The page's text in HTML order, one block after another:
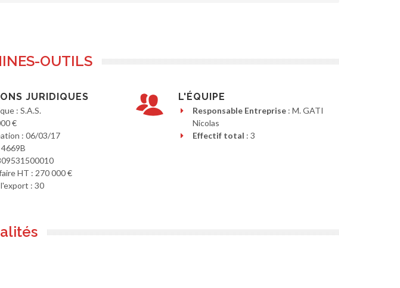
OUTILS
JURIDIQUES
: S.A.S.
€
: 06/03/17
HT : 270 000 €
l'export : 30
L'ÉQUIPE
Responsable Entreprise : M. GATI
Nicolas
Effectif total : 3